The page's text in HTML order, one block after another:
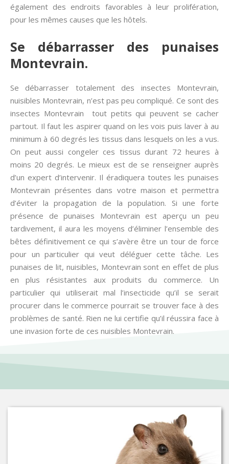
également des endroits favorables à leur prolifération,
pour les mêmes causes que les hôtels.
Se débarrasser des punaises
Montevrain.
Se débarrasser totalement des insectes Montevrain,
nuisibles Montevrain, n’est pas peu compliqué. Ce sont des
insectes Montevrain tout petits qui peuvent se cacher
partout. Il faut les aspirer quand on les vois puis laver à au
minimum à 60 degrés les tissus dans lesquels on les a vus.
On peut aussi congeler ces tissus durant 72 heures à
moins 20 degrés. Le mieux est de se renseigner auprès
d’un expert d’intervenir. Il éradiquera toutes les punaises
Montevrain présentes dans votre maison et permettra
d’éviter la propagation de la population. Si une forte
présence de punaises Montevrain est aperçu un peu
tardivement, il aura les moyens d’éliminer l’ensemble des
bêtes définitivement ce qui s’avère être un tour de force
pour un particulier qui veut déléguer cette tâche. Les
punaises de lit, nuisibles, Montevrain sont en effet de plus
en plus résistantes aux produits du commerce. Un
particulier qui utiliserait mal l’insecticide qu’il se serait
procurer dans le commerce pourrait se trouver face à des
problèmes de santé. Rien ne lui certifie qu’il réussira face à
une invasion forte de ces nuisibles Montevrain.